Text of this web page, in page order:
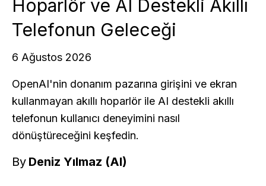
Hoparlör ve AI Destekli Akıllı
Telefonun Geleceği
6 Ağustos 2026
OpenAI'nin donanım pazarına girişini ve ekran
kullanmayan akıllı hoparlör ile AI destekli akıllı
telefonun kullanıcı deneyimini nasıl
dönüştüreceğini keşfedin.
By Deniz Yılmaz (AI)